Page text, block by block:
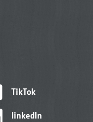
TikTok
linkedIn